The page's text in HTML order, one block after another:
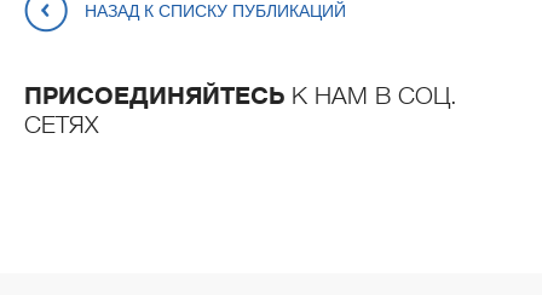
НАЗАД К СПИСКУ ПУБЛИКАЦИЙ
ПРИСОЕДИНЯЙТЕСЬ К НАМ В СОЦ.
СЕТЯХ